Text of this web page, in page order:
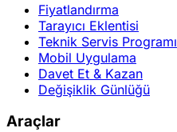
Fiyatlandırma
Tarayıcı Eklentisi
Teknik Servis Programı
Mobil Uygulama
Davet Et & Kazan
Değişiklik Günlüğü
Araçlar